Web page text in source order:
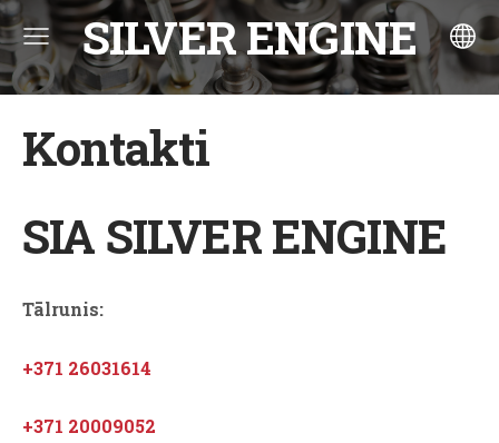
SILVER ENGINE
Kontakti
SIA SILVER ENGINE
Tālrunis:
+371 26031614
+371 20009052